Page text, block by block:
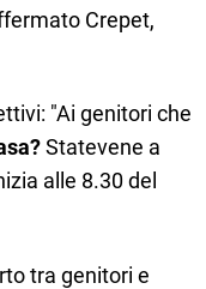
Crepet,
"Ai genitori che
Statevene a
alle 8.30 del
tra genitori e